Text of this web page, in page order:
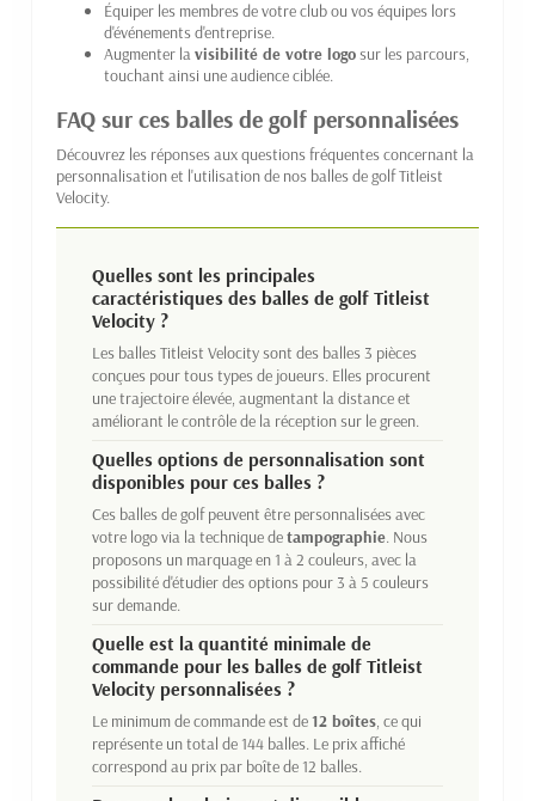
Équiper les membres de votre club ou vos équipes lors
d'événements d'entreprise.
Augmenter lavisibilité de votre logo sur les parcours,
touchant ainsi une audience ciblée.
FAQ sur ces balles de golf personnalisées
Découvrez les réponses aux questions fréquentes concernant la
personnalisation et l'utilisation de nos balles de golf Titleist
Velocity.
Quelles sont les principales
caractéristiques des balles de golf Titleist
Velocity ?
Les balles Titleist Velocity sont des balles 3 pièces
conçues pour tous types de joueurs. Elles procurent
une trajectoire élevée, augmentant la distance et
améliorant le contrôle de la réception sur le green.
Quelles options de personnalisation sont
disponibles pour ces balles ?
Ces balles de golf peuvent être personnalisées avec
votre logo via la technique detampographie. Nous
proposons un marquage en 1 à 2 couleurs, avec la
possibilité d'étudier des options pour 3 à 5 couleurs
sur demande.
Quelle est la quantité minimale de
commande pour les balles de golf Titleist
Velocity personnalisées ?
Le minimum de commande est de12 boîtes, ce qui
représente un total de 144 balles. Le prix affiché
correspond au prix par boîte de 12 balles.